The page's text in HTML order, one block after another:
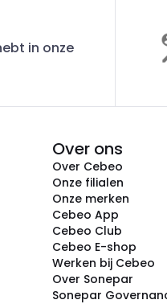
in onze
Over ons
Over Cebeo
Onze filialen
Onze merken
Cebeo App
Cebeo Club
Cebeo E-shop
Werken bij Cebeo
Over Sonepar
Sonepar